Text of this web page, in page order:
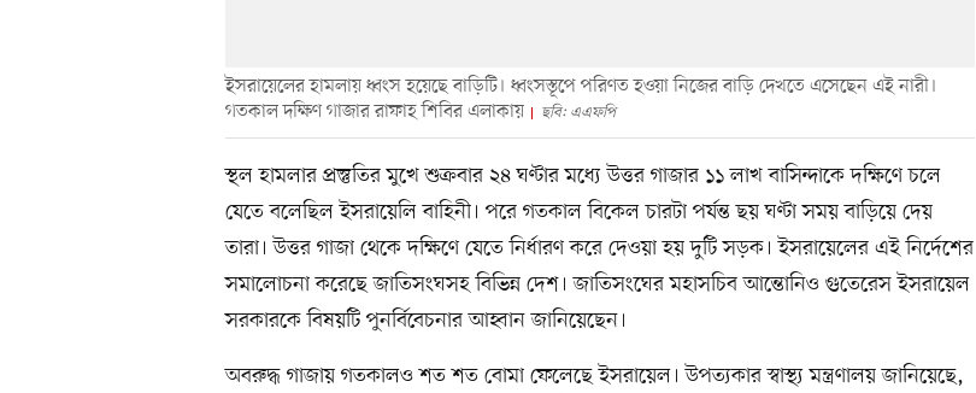
ইসরায়েলের হামলায় ধ্বংস হয়েছে বাড়িটি। ধ্বংসস্তূপে পরিণত হওয়া নিজের বাড়ি দেখতে এসেছেন এই নারী।
গতকাল দক্ষিণ গাজার রাফাহ শিবির এলাকায়
ছবি: এএফপি
স্থল হামলার প্রস্তুতির মুখে শুক্রবার ২৪ ঘণ্টার মধ্যে উত্তর গাজার ১১ লাখ বাসিন্দাকে দক্ষিণে চলে
যেতে বলেছিল ইসরায়েলি বাহিনী। পরে গতকাল বিকেল চারটা পর্যন্ত ছয় ঘণ্টা সময় বাড়িয়ে দেয়
তারা। উত্তর গাজা থেকে দক্ষিণে যেতে নির্ধারণ করে দেওয়া হয় দুটি সড়ক। ইসরায়েলের এই নির্দেশের
সমালোচনা করেছে জাতিসংঘসহ বিভিন্ন দেশ। জাতিসংঘের মহাসচিব আন্তোনিও গুতেরেস ইসরায়েল
সরকারকে বিষয়টি পুনর্বিবেচনার আহ্বান জানিয়েছেন।
অবরুদ্ধ গাজায় গতকালও শত শত বোমা ফেলেছে ইসরায়েল। উপত্যকার স্বাস্থ্য মন্ত্রণালয় জানিয়েছে,